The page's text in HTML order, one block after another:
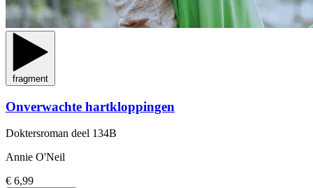
fragment
Onverwachte hartkloppingen
Doktersroman deel 134B
Annie O'Neil
€ 6,99